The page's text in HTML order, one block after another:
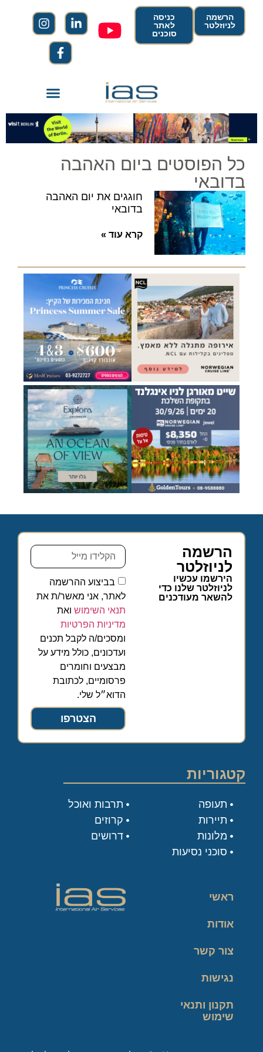
הרשמה
לניוזלטר
כניסה
לאתר
סוכנים
כל הפוסטים ביום האהבה
בדובאי
חוגגים את יום האהבה
בדובאי
קרא עוד »
הרשמה
לניוזלטר
הירשמו עכשיו
לניוזלטר שלנו כדי
להשאר מעודכנים
בביצוע ההרשמה
לאתר, אני מאשר/ת את
תנאי השימוש ואת
מדיניות הפרטיות
ומסכים/ה לקבל תכנים
ועדכונים, כולל מידע על
מבצעים וחומרים
פרסומיים, לכתובת
הדוא״ל שלי.
הצטרפו
קטגוריות
תעופה
תיירות
מלונות
סוכני נסיעות
תרבות ואוכל
קרוזים
דרושים
ראשי
אודות
צור קשר
נגישות
תקנון ותנאי
שימוש